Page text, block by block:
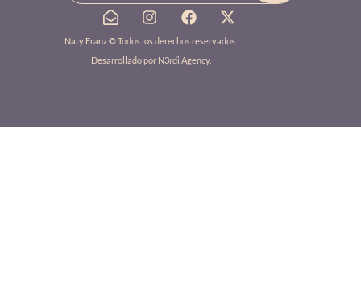
E
n
v
e
I
n
s
t
F
a
c
e
X
-
t
Naty Franz © Todos los derechos reservados.
Desarrollado por N3rdi Agency.